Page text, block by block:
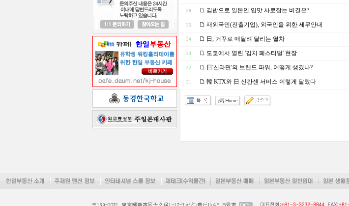
36 김밥으로 일본인 입맛 사로잡는 비결은?
35 재외국민(진출기업), 외국인을 위한 세무안내
34 日, 거꾸로 매달려 달리는 열차
33 도쿄에서 열린 '김치 페스티벌' 현장
32 日'신라면'의 브랜드 파워, 어떻게 생겼나?
31 韓 KTX와 日 신칸센 서비스 이렇게 달랐다